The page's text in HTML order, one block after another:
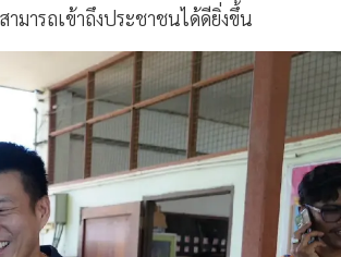
มารถเข้าถึงประชาชนได้ดียิ่งขึ้น